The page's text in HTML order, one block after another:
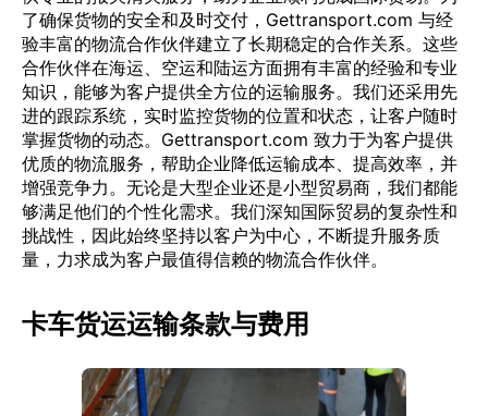
了确保货物的安全和及时交付，Gettransport.com 与经
验丰富的物流合作伙伴建立了长期稳定的合作关系。这些
合作伙伴在海运、空运和陆运方面拥有丰富的经验和专业
知识，能够为客户提供全方位的运输服务。我们还采用先
进的跟踪系统，实时监控货物的位置和状态，让客户随时
掌握货物的动态。Gettransport.com 致力于为客户提供
优质的物流服务，帮助企业降低运输成本、提高效率，并
增强竞争力。无论是大型企业还是小型贸易商，我们都能
够满足他们的个性化需求。我们深知国际贸易的复杂性和
挑战性，因此始终坚持以客户为中心，不断提升服务质
量，力求成为客户最值得信赖的物流合作伙伴。
卡车货运运输条款与费用